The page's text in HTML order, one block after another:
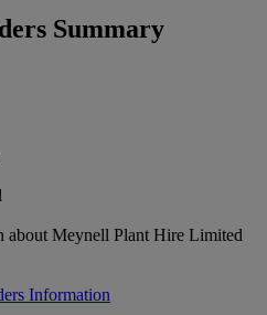
Summary
about Meynell Plant Hire Limited
Information